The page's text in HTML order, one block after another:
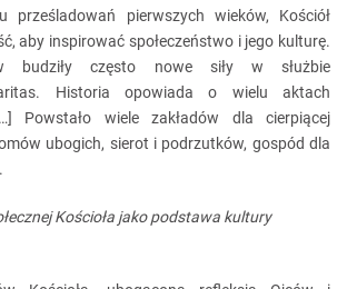
prześladowań pierwszych wieków, Kościół
aby inspirować społeczeństwo i jego kulturę.
budziły często nowe siły w służbie
Historia opowiada o wielu aktach
Powstało wiele zakładów dla cierpiącej
ubogich, sierot i podrzutków, gospód dla
Kościoła jako podstawa kultury